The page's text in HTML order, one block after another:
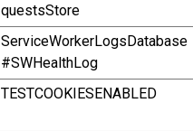
questsStore
ServiceWorkerLogsDatabase
#SWHealthLog
TESTCOOKIESENABLED